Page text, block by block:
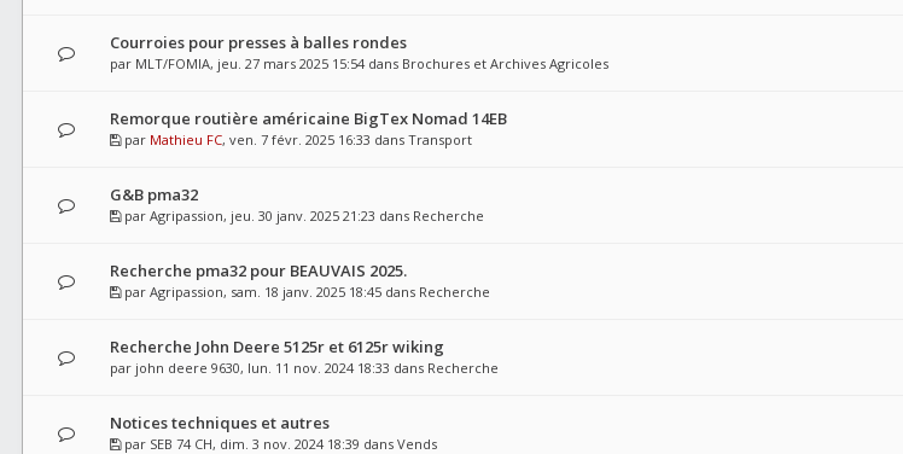
Courroies pour presses à balles rondes
par MLT/FOMIA, jeu. 27 mars 2025 15:54 dans Brochures et Archives Agricoles
Remorque routière américaine BigTex Nomad 14EB
par Mathieu FC, ven. 7 févr. 2025 16:33 dans Transport
G&B pma32
par Agripassion, jeu. 30 janv. 2025 21:23 dans Recherche
Recherche pma32 pour BEAUVAIS 2025.
par Agripassion, sam. 18 janv. 2025 18:45 dans Recherche
Recherche John Deere 5125r et 6125r wiking
par john deere 9630, lun. 11 nov. 2024 18:33 dans Recherche
Notices techniques et autres
par SEB 74 CH, dim. 3 nov. 2024 18:39 dans Vends